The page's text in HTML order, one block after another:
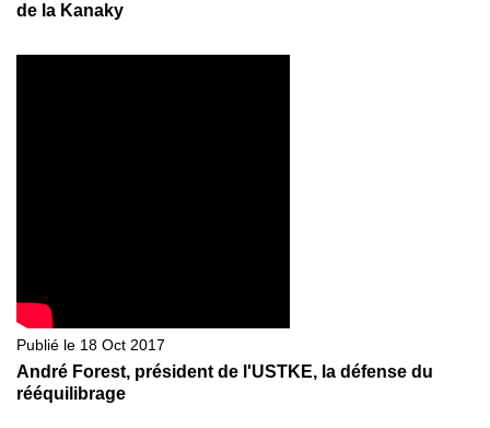
de la Kanaky
Publié le 18 Oct 2017
André Forest, président de l'USTKE, la défense du
rééquilibrage